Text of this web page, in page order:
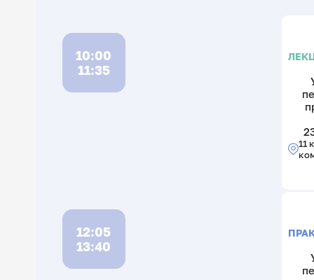
10:00
11:35
11
12:05
13:40